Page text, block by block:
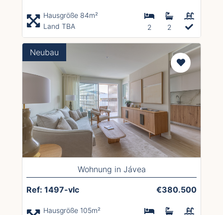
Hausgröße 84m²
Land TBA
2 2
Neubau
Wohnung in Jávea
Ref: 1497-vlc €380.500
Hausgröße 105m²